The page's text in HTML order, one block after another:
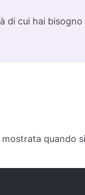
di cui hai bisogno
quando